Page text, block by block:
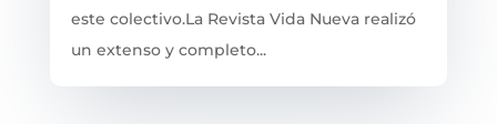
este colectivo.La Revista Vida Nueva realizó
un extenso y completo...